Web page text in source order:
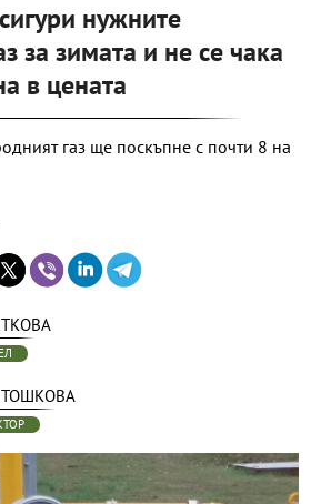
нужните
за зимата и не се чака
в цената
газ ще поскъпне с почти 8 на